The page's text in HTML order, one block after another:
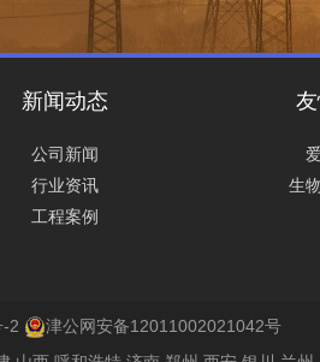
新闻动态
公司新闻
行业资讯
工程案例
生
2
津公网安备12011002021042号